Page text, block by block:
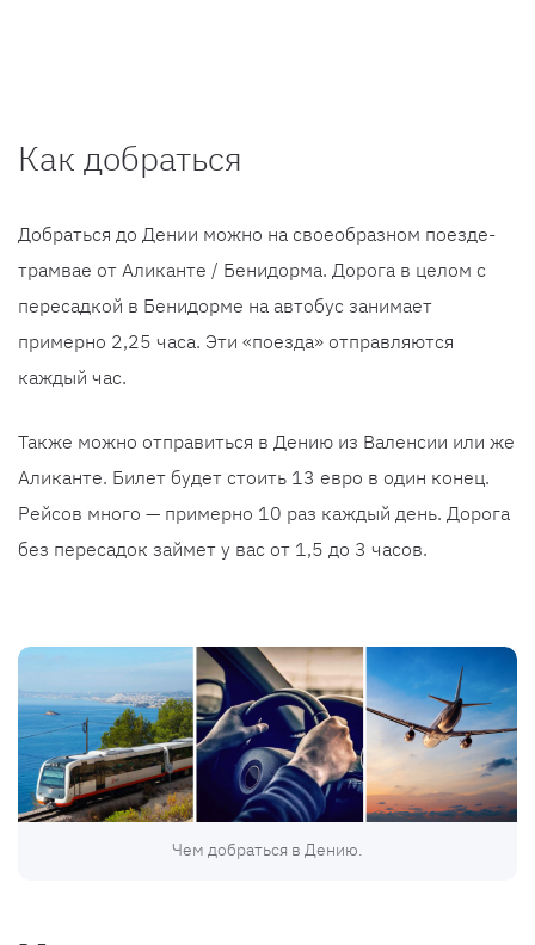
Как добраться
Добраться до Дении можно на своеобразном поезде-
трамвае от Аликанте / Бенидорма. Дорога в целом с
пересадкой в Бенидорме на автобус занимает
примерно 2,25 часа. Эти «поезда» отправляются
каждый час.
Также можно отправиться в Дению из Валенсии или же
Аликанте. Билет будет стоить 13 евро в один конец.
Рейсов много — примерно 10 раз каждый день. Дорога
без пересадок займет у вас от 1,5 до 3 часов.
Чем добраться в Дению.